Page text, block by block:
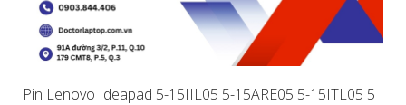
Pin Lenovo Ideapad 5-15IIL05 5-15ARE05 5-15ITL05 5